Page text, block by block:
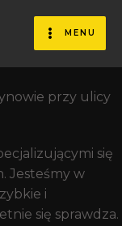
MENU
przy ulicy
się
Jesteśmy w
i
się sprawdza.